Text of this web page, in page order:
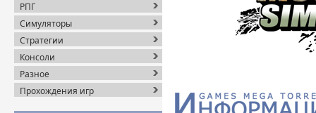
РПГ
Симуляторы
Стратегии
Консоли
Разное
Прохождения игр